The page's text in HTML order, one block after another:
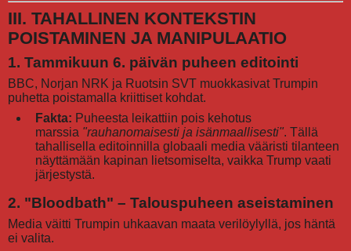
III. TAHALLINEN KONTEKSTIN
POISTAMINEN JA MANIPULAATIO
1. Tammikuun 6. päivän puheen editointi
BBC, Norjan NRK ja Ruotsin SVT muokkasivat Trumpin
puhetta poistamalla kriittiset kohdat.
Fakta: Puheesta leikattiin pois kehotus
marssia "rauhanomaisesti ja isänmaallisesti". Tällä
tahallisella editoinnilla globaali media vääristi tilanteen
näyttämään kapinan lietsomiselta, vaikka Trump vaati
järjestystä.
2. "Bloodbath" – Talouspuheen aseistaminen
Media väitti Trumpin uhkaavan maata verilöylyllä, jos häntä
ei valita.